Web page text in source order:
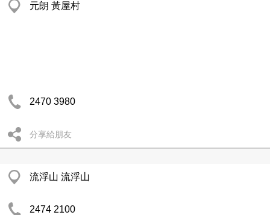
元朗 黃屋村
2470 3980
分享給朋友
流浮山 流浮山
2474 2100